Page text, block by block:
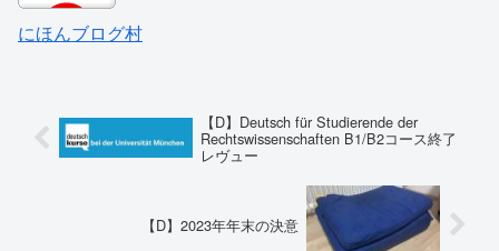
にほんブログ村
【D】Deutsch für Studierende der
Rechtswissenschaften B1/B2コース終了
レヴュー
【D】2023年年末の決意